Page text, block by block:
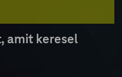
amit keresel